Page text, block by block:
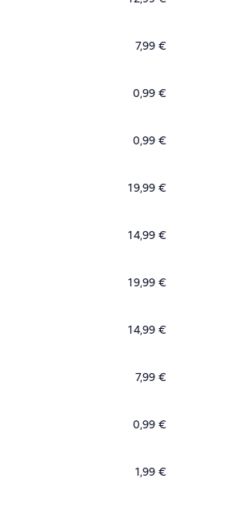
7,99 €
0,99 €
0,99 €
19,99 €
14,99 €
19,99 €
14,99 €
7,99 €
0,99 €
1,99 €